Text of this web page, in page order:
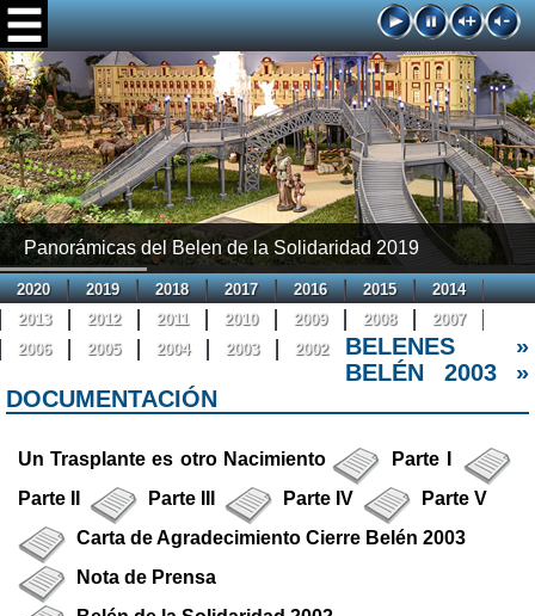
Panorámicas del Belen de la Solidaridad 2019
BELEN DE LA
SOLIDARIDAD
UN TRASPLANTE ES OTRO
NACIMIENTO
2020 2019 2018 2017 2016 2015
2014
2013
2012 2011 2010 2009 2008
2007
2006
2005 2004 2003 2002
BELENES »
BELÉN 2003 »
DOCUMENTACIÓN
Un Trasplante es otro Nacimiento
Parte I
Parte II
Parte III Parte IV
Parte V
Carta de Agradecimiento Cierre Belén 2003
Nota de Prensa